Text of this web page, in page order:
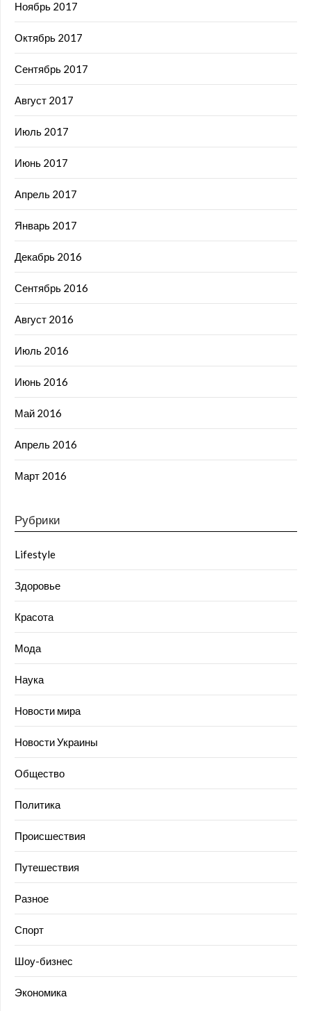
Ноябрь 2017
Октябрь 2017
Сентябрь 2017
Август 2017
Июль 2017
Июнь 2017
Апрель 2017
Январь 2017
Декабрь 2016
Сентябрь 2016
Август 2016
Июль 2016
Июнь 2016
Май 2016
Апрель 2016
Март 2016
Рубрики
Lifestyle
Здоровье
Красота
Мода
Наука
Новости мира
Новости Украины
Общество
Политика
Происшествия
Путешествия
Разное
Спорт
Шоу-бизнес
Экономика